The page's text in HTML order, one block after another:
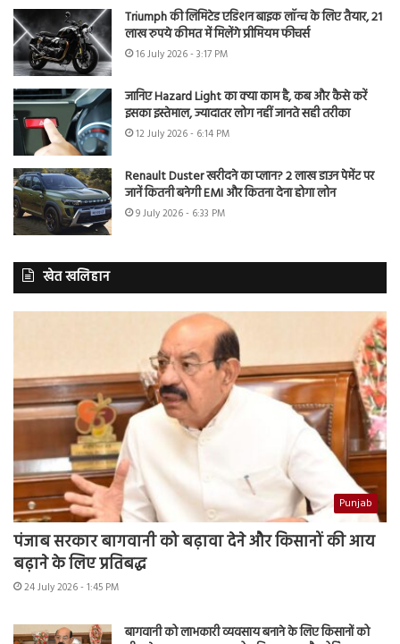
Triumph की लिमिटेड एडिशन बाइक लॉन्च के लिए तैयार, 21
लाख रुपये कीमत में मिलेंगे प्रीमियम फीचर्स
16 July 2026 - 3:17 PM
जानिए Hazard Light का क्या काम है, कब और कैसे करें
इसका इस्तेमाल, ज्यादातर लोग नहीं जानते सही तरीका
12 July 2026 - 6:14 PM
Renault Duster खरीदने का प्लान? 2 लाख डाउन पेमेंट पर
जानें कितनी बनेगी EMI और कितना देना होगा लोन
9 July 2026 - 6:33 PM
खेत खलिहान
Punjab
पंजाब सरकार बागवानी को बढ़ावा देने और किसानों की आय
बढ़ाने के लिए प्रतिबद्ध
24 July 2026 - 1:45 PM
बागवानी को लाभकारी व्यवसाय बनाने के लिए किसानों को